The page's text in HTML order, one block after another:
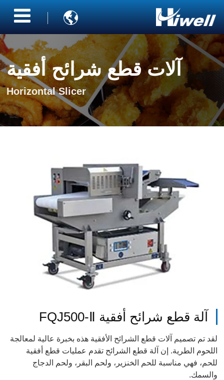

آلات قطع شرائح أفقية
Horizontal Slicer
آلة قطع شرائح أفقية FQJ500-Ⅱ
لقد تم تصميم آلات قطع الشرائح الأفقية هذه بخبرة عالية لمعالجة
اللحوم الطرية. إن آلة قطع الشرائح تقدم عمليات قطع أفقية
للحم، فهي مناسبة للحم الخنزير، ولحم البقر، ولحم الدجاج
والسمك.